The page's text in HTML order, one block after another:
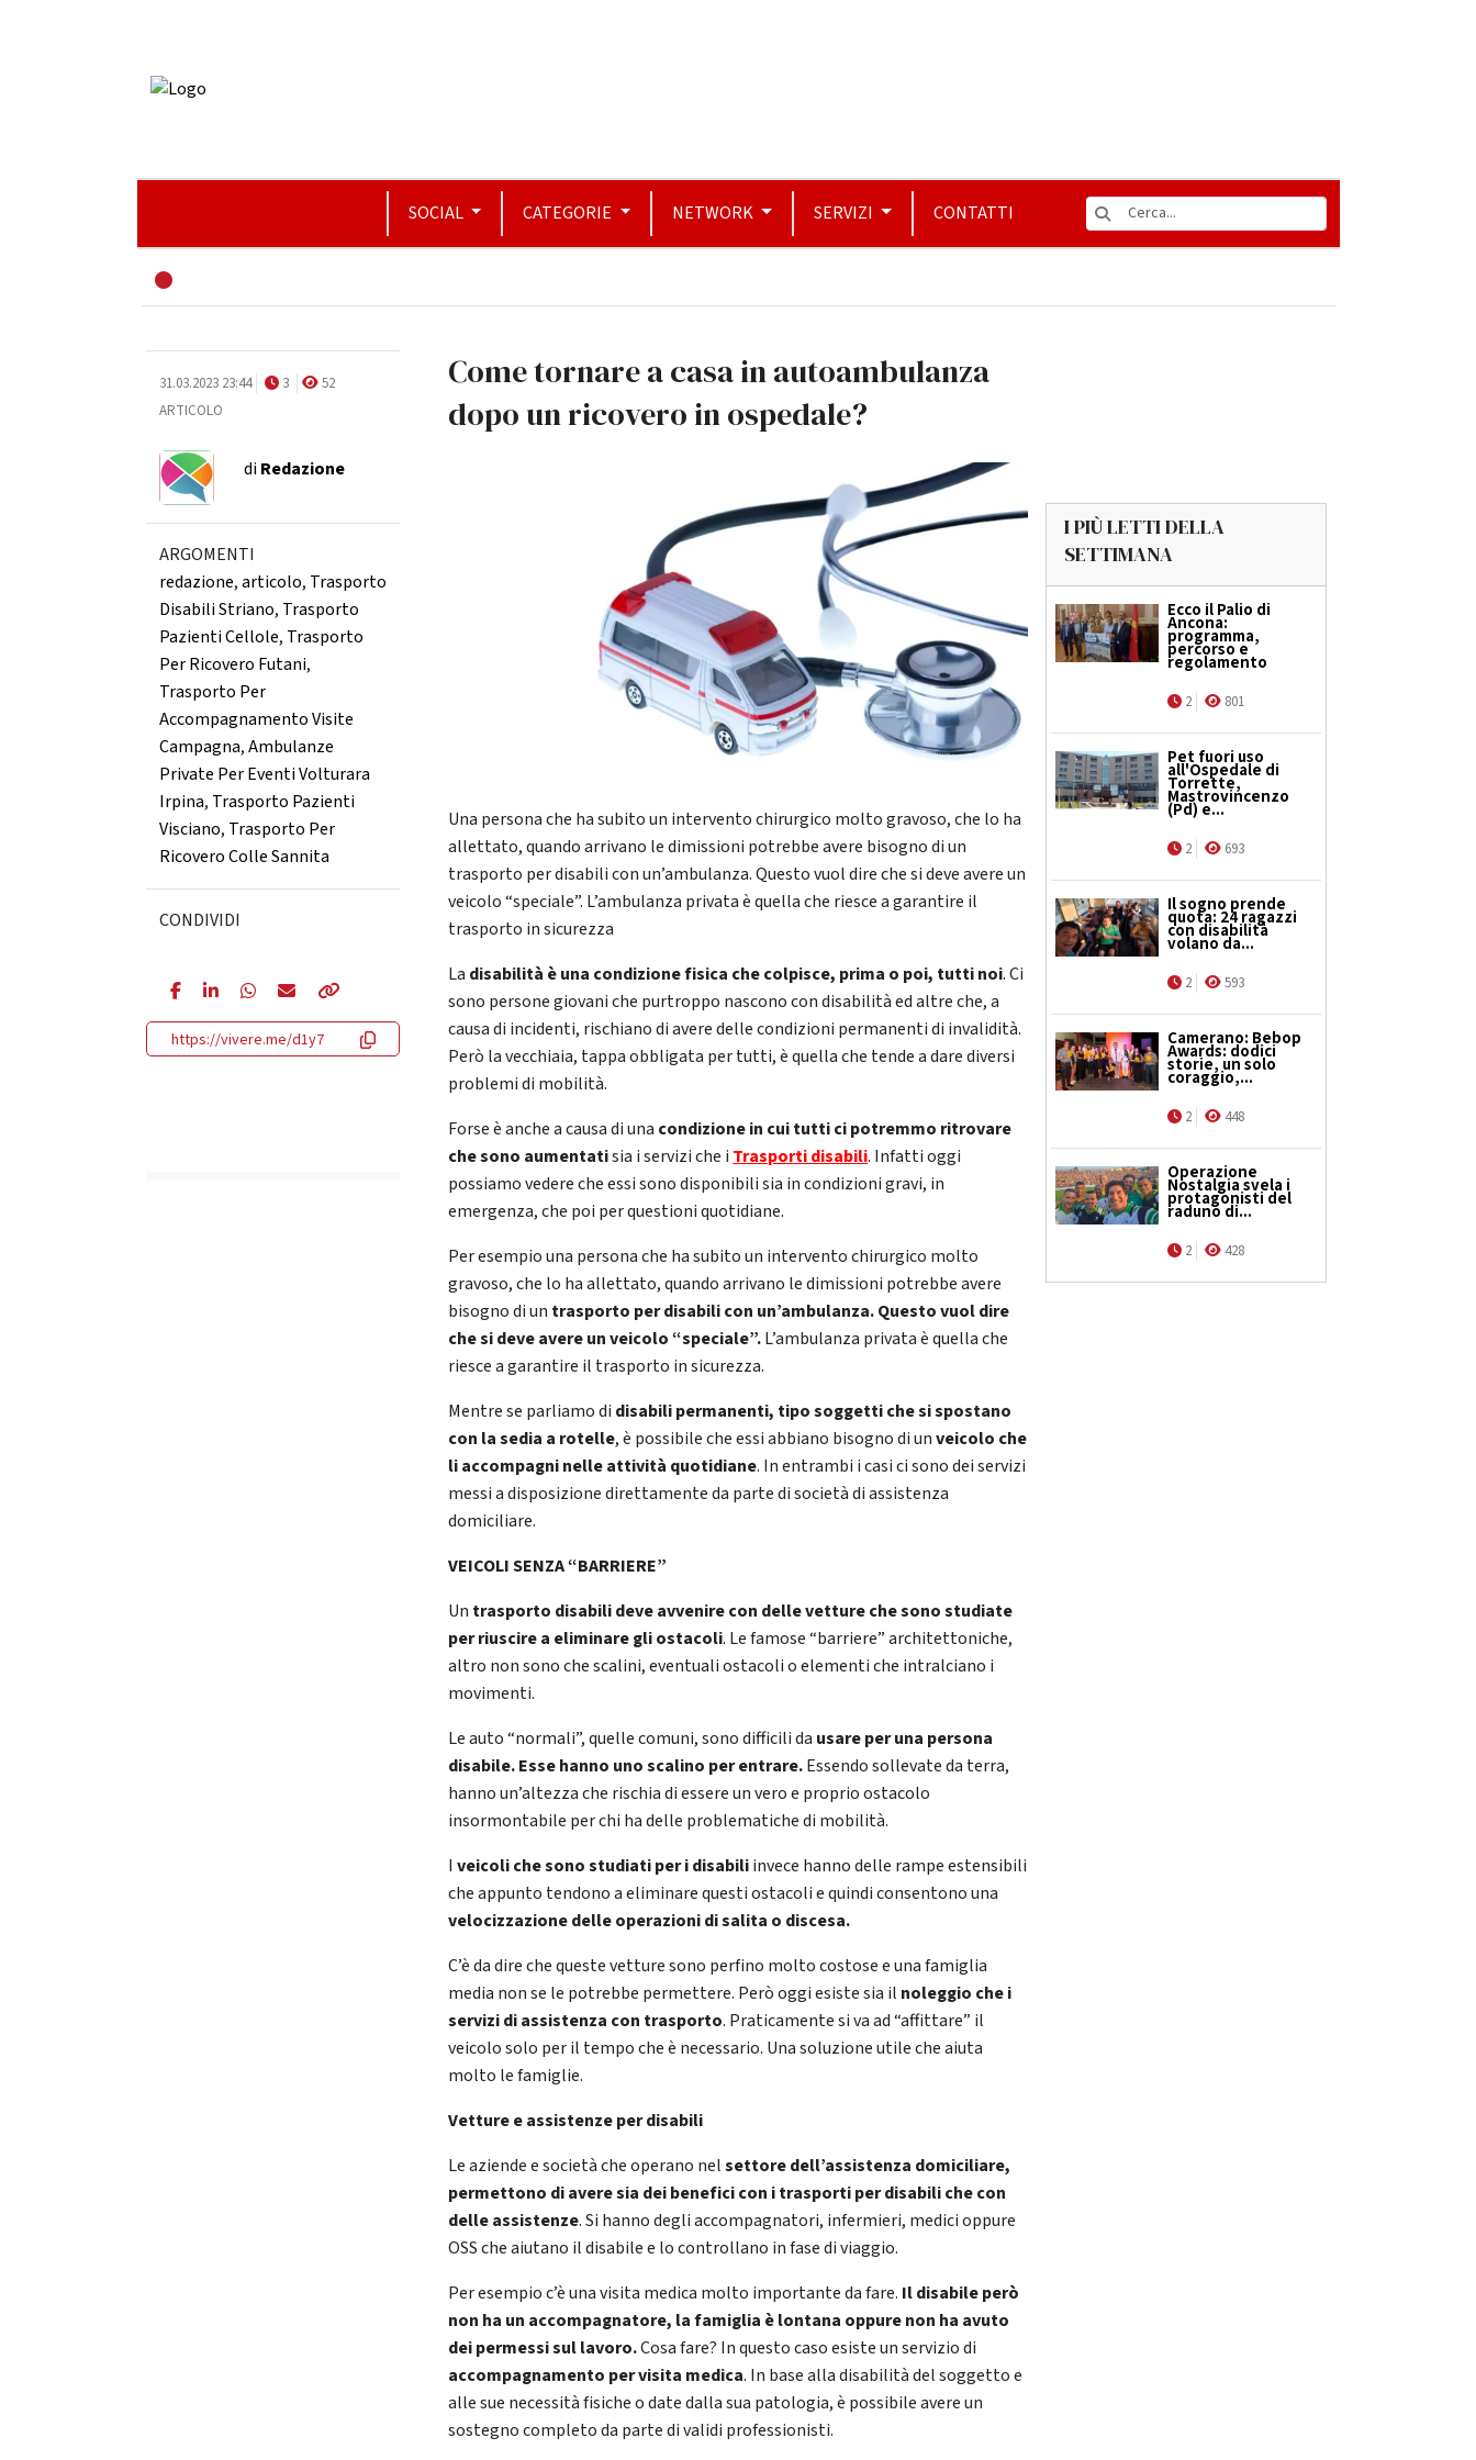
SOCIAL CATEGORIE NETWORK SERVIZI CONTATTI
31.03.2023 23:44 3
52
ARTICOLO
diRedazione
ARGOMENTI
redazione,articolo, Trasporto
Disabili Striano, Trasporto
Pazienti Cellole, Trasporto
Per Ricovero Futani,
Trasporto Per
Accompagnamento Visite
Campagna,Ambulanze
Private Per Eventi Volturara
Irpina, Trasporto Pazienti
Visciano, Trasporto Per
Ricovero Colle Sannita
CONDIVIDI
https://vivere.me/d1y7
Come tornare a casa in autoambulanza
dopo un ricovero in ospedale?
Una persona che ha subito un intervento chirurgico molto gravoso, che lo ha
allettato, quando arrivano le dimissioni potrebbe avere bisogno di un
trasporto per disabili con un’ambulanza. Questo vuol dire che si deve avere un
veicolo “speciale”. L’ambulanza privata è quella che riesce a garantire il
trasporto in sicurezza
La disabilità è una condizione fisica che colpisce, prima o poi, tutti noi. Ci
sono persone giovani che purtroppo nascono con disabilità ed altre che, a
causa di incidenti, rischiano di avere delle condizioni permanenti di invalidità.
Però la vecchiaia, tappa obbligata per tutti, è quella che tende a dare diversi
problemi di mobilità.
Forse è anche a causa di una condizione in cui tutti ci potremmo ritrovare
che sono aumentatisia i servizi che i Trasporti disabili. Infatti oggi
possiamo vedere che essi sono disponibili sia in condizioni gravi, in
emergenza, che poi per questioni quotidiane.
Per esempio una persona che ha subito un intervento chirurgico molto
gravoso, che lo ha allettato, quando arrivano le dimissioni potrebbe avere
bisogno di un trasporto per disabili con un’ambulanza. Questo vuol dire
che si deve avere un veicolo “speciale”.L’ambulanza privata è quella che
riesce a garantire il trasporto in sicurezza.
Mentre se parliamo di disabili permanenti, tipo soggetti che si spostano
con la sedia a rotelle, è possibile che essi abbiano bisogno di unveicolo che
li accompagni nelle attività quotidiane. In entrambi i casi ci sono dei servizi
messi a disposizione direttamente da parte di società di assistenza
domiciliare.
VEICOLI SENZA “BARRIERE”
Un trasporto disabili deve avvenire con delle vetture che sono studiate
per riuscire a eliminare gli ostacoli. Le famose “barriere” architettoniche,
altro non sono che scalini, eventuali ostacoli o elementi che intralciano i
movimenti.
Le auto “normali”, quelle comuni, sono difficili da usare per una persona
disabile. Esse hanno uno scalino per entrare.Essendo sollevate da terra,
hanno un’altezza che rischia di essere un vero e proprio ostacolo
insormontabile per chi ha delle problematiche di mobilità.
Iveicoli che sono studiati per i disabiliinvece hanno delle rampe estensibili
che appunto tendono a eliminare questi ostacoli e quindi consentono una
velocizzazione delle operazioni di salita o discesa.
C’è da dire che queste vetture sono perfino molto costose e una famiglia
media non se le potrebbe permettere. Però oggi esiste sia il noleggio che i
servizi di assistenza con trasporto. Praticamente si va ad “affittare” il
veicolo solo per il tempo che è necessario. Una soluzione utile che aiuta
molto le famiglie.
Vetture e assistenze per disabili
Le aziende e società che operano nelsettore dell’assistenza domiciliare,
permettono di avere sia dei benefici con i trasporti per disabili che con
delle assistenze. Si hanno degli accompagnatori, infermieri, medici oppure
OSS che aiutano il disabile e lo controllano in fase di viaggio.
Per esempio c’è una visita medica molto importante da fare. Il disabile però
non ha un accompagnatore, la famiglia è lontana oppure non ha avuto
dei permessi sul lavoro.Cosa fare? In questo caso esiste un servizio di
accompagnamento per visita medica. In base alla disabilità del soggetto e
alle sue necessità fisiche o date dalla sua patologia, è possibile avere un
sostegno completo da parte di validi professionisti.
I PIÙ LETTI DELLA
SETTIMANA
Ecco il Palio di
Ancona:
programma,
percorso e
regolamento
2 801
Pet fuori uso
all'Ospedale di
Torrette,
Mastrovincenzo
(Pd) e...
2 693
Il sogno prende
quota: 24 ragazzi
con disabilità
volano da...
2 593
Camerano: Bebop
Awards: dodici
storie, un solo
coraggio,...
2 448
Operazione
Nostalgia svela i
protagonisti del
raduno di...
2 428